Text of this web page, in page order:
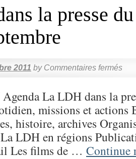
la presse
2011 by Commentaires fermés
La LDH dans la
missions et actions
histoire, archives
LDH en régions
Les films de … Continue